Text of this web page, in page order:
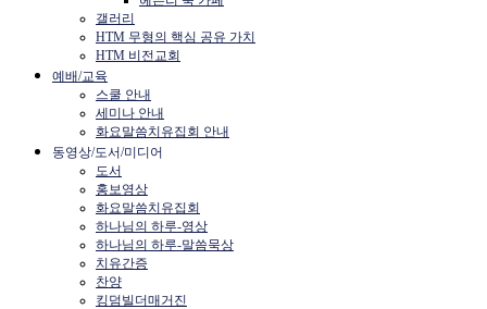
갤러리
HTM 무형의 핵심 공유 가치
HTM 비전교회
예배/교육
스쿨 안내
세미나 안내
화요말씀치유집회 안내
동영상/도서/미디어
도서
홍보영상
화요말씀치유집회
하나님의 하루-영상
하나님의 하루-말씀묵상
치유간증
찬양
킹덤빌더매거진